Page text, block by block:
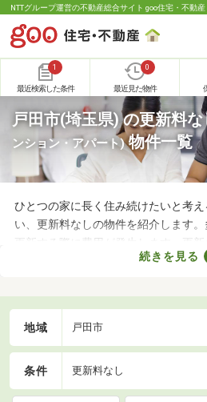
NTTグループ運営の不動産総合サイト goo住宅・不動産
1
最近検索した条件
0
最近見た物件
戸田市(埼玉県) の更新料
ンション・アパート)物件一覧
ひとつの家に長く住み続けたいと考
い、更新料なしの物件を紹介します
更新する際に費用が発生します。更
支払わなければならないので、支出
お気に入りのお部屋に長く住めますよ
続きを見る
地域 戸田市
条件 更新料なし